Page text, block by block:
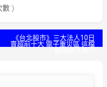
數 )
《台北股市》三大法人10日
賣超前十大 電子重災區 這檔